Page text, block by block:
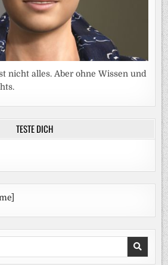
nicht alles. Aber ohne Wissen und
TESTE DICH